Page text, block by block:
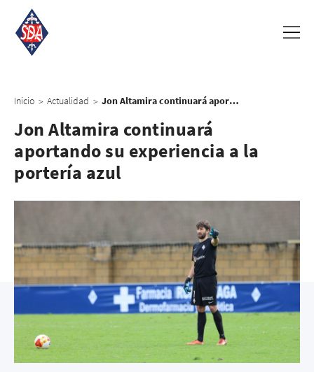
Inicio > Actualidad > Jon Altamira continuará aportando su experiencia a la portería azul
Jon Altamira continuará
aportando su experiencia a la
portería azul